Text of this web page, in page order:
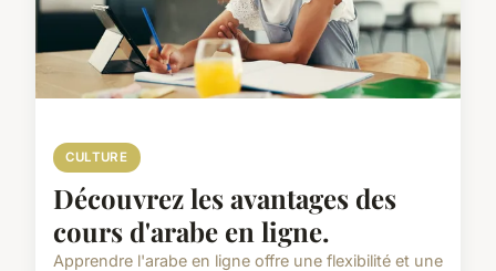
CULTURE
Découvrez les avantages des
cours d'arabe en ligne.
Apprendre l'arabe en ligne offre une flexibilité et une